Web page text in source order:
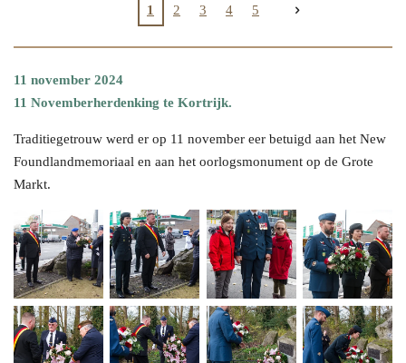
1 2 3 4 5
11 november 2024
11 Novemberherdenking te Kortrijk.
Traditiegetrouw werd er op 11 november eer betuigd aan het New
Foundlandmemoriaal en aan het oorlogsmonument op de Grote
Markt.